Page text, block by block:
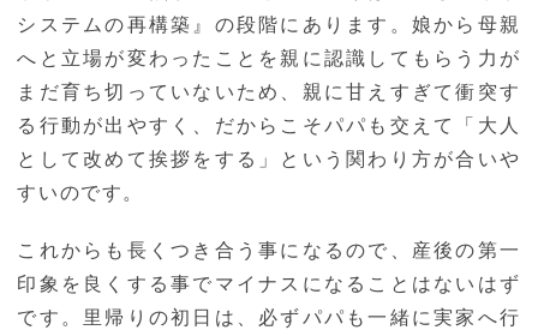
システムの再構築』の段階にあります。娘から母親
へと立場が変わったことを親に認識してもらう力が
まだ育ち切っていないため、親に甘えすぎて衝突す
る行動が出やすく、だからこそパパも交えて「大人
として改めて挨拶をする」という関わり方が合いや
すいのです。
これからも長くつき合う事になるので、産後の第一
印象を良くする事でマイナスになることはないはず
です。里帰りの初日は、必ずパパも一緒に実家へ行